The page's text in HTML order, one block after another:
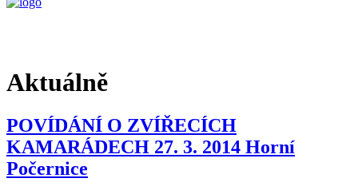
Aktuálně
POVÍDÁNÍ O ZVÍŘECÍCH
KAMARÁDECH 27. 3. 2014 Horní
Počernice